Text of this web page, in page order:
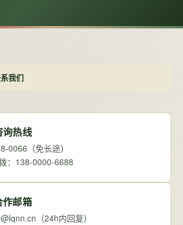
我们
询热线
0066（免长途）
：138-0000-6688
作邮箱
（24h内回复）